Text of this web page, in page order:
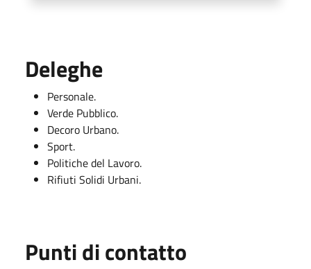
Deleghe
Personale.
Verde Pubblico.
Decoro Urbano.
Sport.
Politiche del Lavoro.
Rifiuti Solidi Urbani.
Punti di contatto